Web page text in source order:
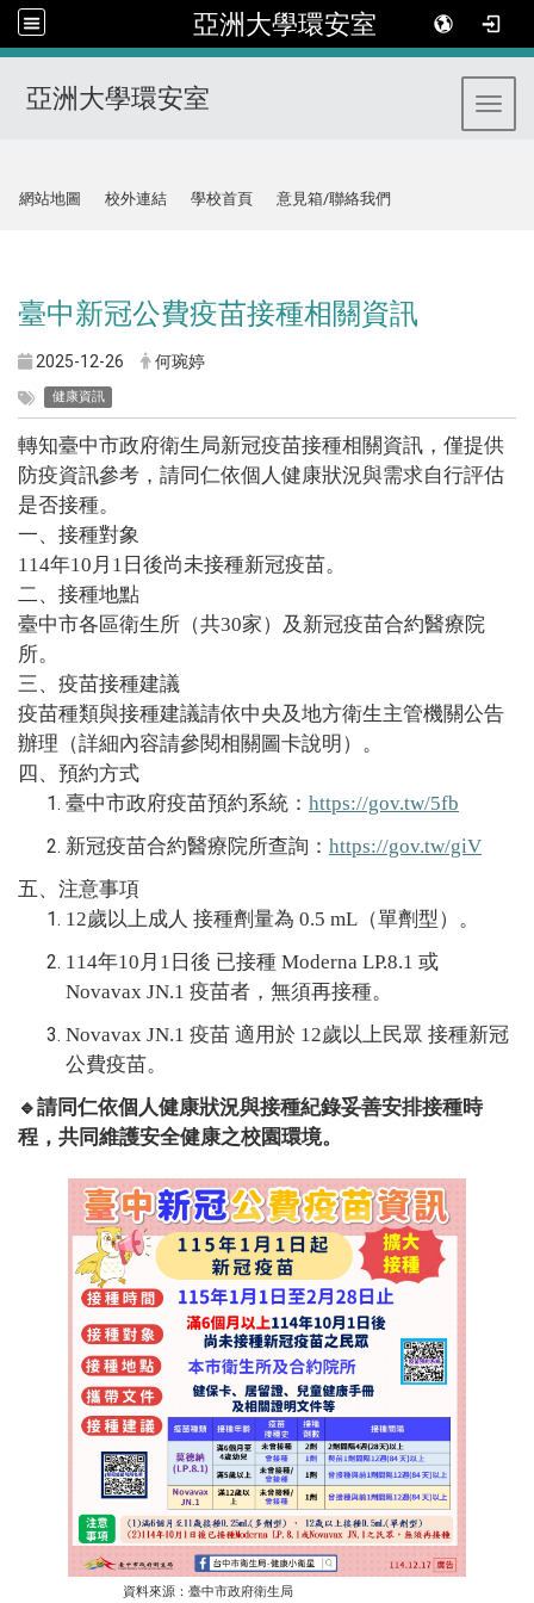
亞洲大學環安室
亞洲大學環安室
網站地圖
校外連結 學校首頁 意見箱/聯絡我們
臺中新冠公費疫苗接種相關資訊
2025-12-26 何琬婷
健康資訊
轉知臺中市政府衛生局新冠疫苗接種相關資訊，僅提供
防疫資訊參考，請同仁依個人健康狀況與需求自行評估
是否接種。
一、接種對象
114年10月1日後尚未接種新冠疫苗。
二、接種地點
臺中市各區衛生所（共30家）及新冠疫苗合約醫療院
所。
三、疫苗接種建議
疫苗種類與接種建議請依中央及地方衛生主管機關公告
辦理（詳細內容請參閱相關圖卡說明）。
四、預約方式
臺中市政府疫苗預約系統： https://gov.tw/5fb
新冠疫苗合約醫療院所查詢： https://gov.tw/giV
五、注意事項
12歲以上成人 接種劑量為 0.5 mL（單劑型）。
114年10月1日後 已接種 Moderna LP.8.1 或
Novavax JN.1 疫苗者，無須再接種。
Novavax JN.1 疫苗 適用於 12歲以上民眾 接種新冠
公費疫苗。
🔹請同仁依個人健康狀況與接種紀錄妥善安排接種時
程，共同維護安全健康之校園環境。
資料來源：臺中市政府衛生局